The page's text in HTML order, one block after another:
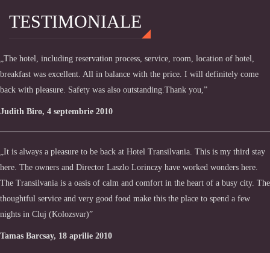
TESTIMONIALE
„The hotel, including reservation process, service, room, location of hotel,
breakfast was excellent. All in balance with the price. I will definitely come
back with pleasure. Safety was also outstanding.Thank you,”
Judith Biro, 4 septembrie 2010
„It is always a pleasure to be back at Hotel Transilvania. This is my third stay
here. The owners and Director Laszlo Lorinczy have worked wonders here.
The Transilvania is a oasis of calm and comfort in the heart of a busy city. The
thoughtful service and very good food make this the place to spend a few
nights in Cluj (Kolozsvar)”
Tamas Barcsay, 18 aprilie 2010